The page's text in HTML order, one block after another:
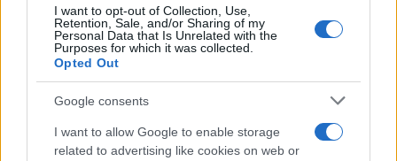
I want to opt-out of Collection, Use,
Retention, Sale, and/or Sharing of my
Personal Data that Is Unrelated with the
Purposes for which it was collected.
Opted Out
Google consents
I want to allow Google to enable storage
related to advertising like cookies on web or